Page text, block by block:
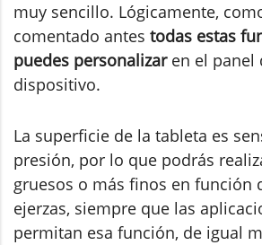
muy sencillo. Lógicamente,
comentado antes todas estas
puedes personalizaren el panel
dispositivo.
La superficie de la tableta es
presión, por lo que podrás
gruesos o más finos en función
ejerzas, siempre que las
permitan esa función, de igual